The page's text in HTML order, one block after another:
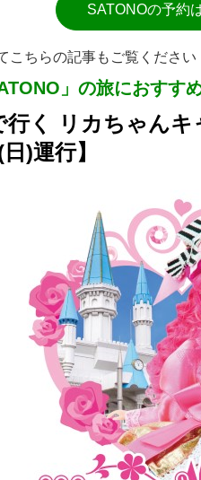
SATONOの予約
こちらの記事もご覧ください
」の旅におすす
行く リカちゃんキ
)運行】